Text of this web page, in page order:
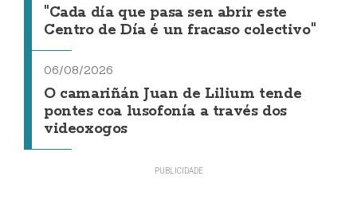
"Cada día que pasa sen abrir este
Centro de Día é un fracaso colectivo"
06/08/2026
O camariñán Juan de Lilium tende
pontes coa lusofonía a través dos
videoxogos